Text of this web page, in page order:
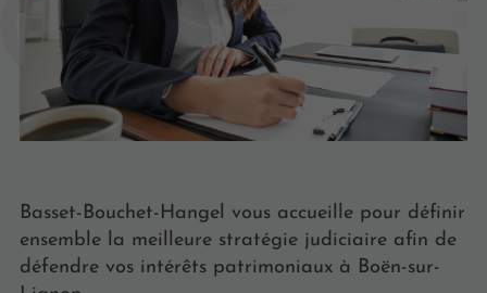
Basset-Bouchet-Hangel vous accueille pour définir
ensemble la meilleure stratégie judiciaire afin de
défendre vos intérêts patrimoniaux à Boën-sur-